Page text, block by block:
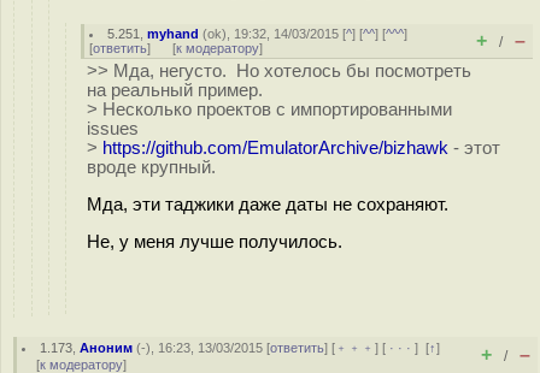
5.251 ,myhand (ok), 19:32, 14/03/2015 [^] [^^] [^^^]
[ответить] [к модератору] + / –
>> Мда, негусто. Но хотелось бы посмотреть
на реальный пример.
> Несколько проектов с импортированными
issues
> https://github.com/EmulatorArchive/bizhawk - этот
вроде крупный.
Мда, эти таджики даже даты не сохраняют.
Не, у меня лучше получилось.
1.173 ,Аноним (-), 16:23, 13/03/2015 [ответить] [ ﹢﹢﹢] [ · · ·][↑]
[к модератору] + / –